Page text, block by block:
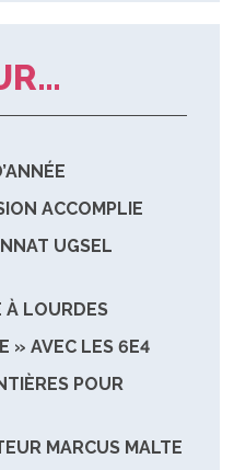
ACCOMPLIE
UGSEL
À LOURDES
» AVEC LES 6E4
POUR
MARCUS MALTE